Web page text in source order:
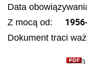
Data
Z mocą od:
Dokument traci